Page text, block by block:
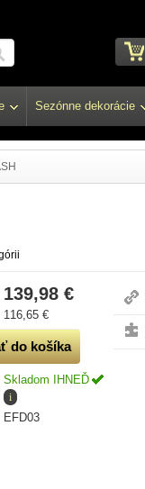
Sezónne dekorácie
139,98 €
116,65 €
Skladom IHNEĎ
i
EFD03